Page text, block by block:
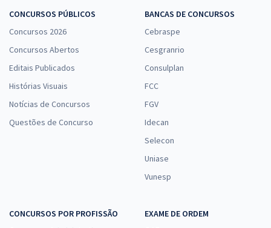
CONCURSOS PÚBLICOS
Concursos 2026
Concursos Abertos
Editais Publicados
Histórias Visuais
Notícias de Concursos
Questões de Concurso
BANCAS DE CONCURSOS
Cebraspe
Cesgranrio
Consulplan
FCC
FGV
Idecan
Selecon
Uniase
Vunesp
CONCURSOS POR PROFISSÃO
EXAME DE ORDEM